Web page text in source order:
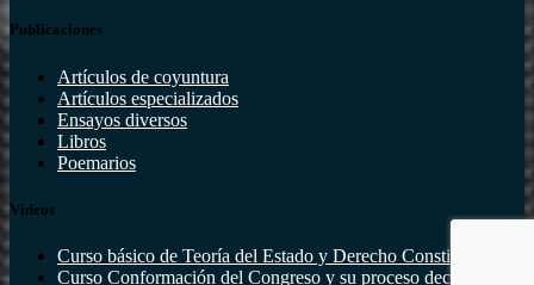
Publicaciones
Artículos de coyuntura
Artículos especializados
Ensayos diversos
Libros
Poemarios
Vídeos
Curso básico de Teoría del Estado y Derecho Constitucional
Curso Conformación del Congreso y su proceso decisorio